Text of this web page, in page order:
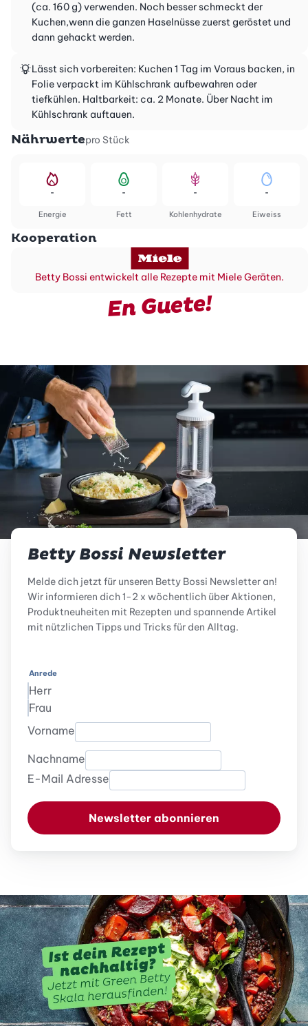
(ca. 160 g) verwenden. Noch besser schmeckt der
Kuchen,wenn die ganzen Haselnüsse zuerst geröstet und
dann gehackt werden.
Lässt sich vorbereiten: Kuchen 1 Tag im Voraus backen, in
Folie verpackt im Kühlschrank aufbewahren oder
tiefkühlen. Haltbarkeit: ca. 2 Monate. Über Nacht im
Kühlschrank auftauen.
Nährwertepro Stück
Energie
-
Fett
-
Kohlenhydrate
-
Eiweiss
-
Kooperation
Betty Bossi entwickelt alle Rezepte mit Miele Geräten.
En Guete!
Betty Bossi Newsletter
Melde dich jetzt für unseren Betty Bossi Newsletter an!
Wir informieren dich 1-2 x wöchentlich über Aktionen,
Produktneuheiten mit Rezepten und spannende Artikel
mit nützlichen Tipps und Tricks für den Alltag.
Anrede
Herr
Frau
Vorname
Nachname
E-Mail Adresse
Newsletter abonnieren